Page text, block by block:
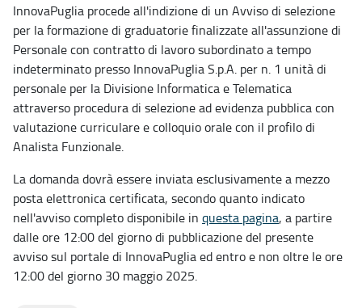
InnovaPuglia procede all'indizione di un Avviso di selezione
per la formazione di graduatorie finalizzate all'assunzione di
Personale con contratto di lavoro subordinato a tempo
indeterminato presso InnovaPuglia S.p.A. per n. 1 unità di
personale per la Divisione Informatica e Telematica
attraverso procedura di selezione ad evidenza pubblica con
valutazione curriculare e colloquio orale con il profilo di
Analista Funzionale.
La domanda dovrà essere inviata esclusivamente a mezzo
posta elettronica certificata, secondo quanto indicato
nell'avviso completo disponibile in questa pagina, a partire
dalle ore 12:00 del giorno di pubblicazione del presente
avviso sul portale di InnovaPuglia ed entro e non oltre le ore
12:00 del giorno 30 maggio 2025.